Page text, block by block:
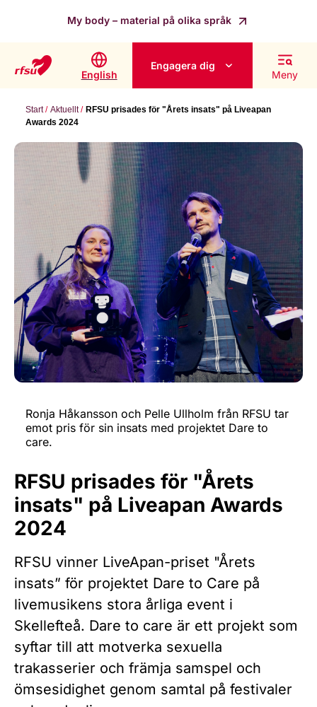
My body – material på olika språk
English
Engagera dig
Meny
Start Aktuellt
RFSU prisades för "Årets insats" på Liveapan
Awards 2024
Ronja Håkansson och Pelle Ullholm från RFSU tar
emot pris för sin insats med projektet Dare to
care.
RFSU prisades för "Årets
insats" på Liveapan Awards
2024
RFSU vinner LiveApan-priset "Årets
insats” för projektet Dare to Care på
livemusikens stora årliga event i
Skellefteå. Dare to care är ett projekt som
syftar till att motverka sexuella
trakasserier och främja samspel och
ömsesidighet genom samtal på festivaler